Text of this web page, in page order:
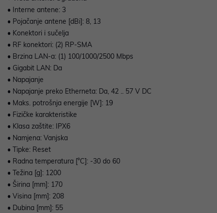
• Interne antene: 3
• Pojačanje antene [dBi]: 8, 13
• Konektori i sučelja
• RF konektori: (2) RP-SMA
• Brzina LAN-a: (1) 100/1000/2500 Mbps
• Gigabit LAN: Da
• Napajanje
• Napajanje preko Etherneta: Da, 42 .. 57 V DC
• Maks. potrošnja energije [W]: 19
• Fizičke karakteristike
• Klasa zaštite: IPX6
• Namjena: Vanjska
• Tipke: Reset
• Radna temperatura [°C]: -30 do 60
• Težina [g]: 1200
• Širina [mm]: 170
• Visina [mm]: 208
• Dubina [mm]: 55